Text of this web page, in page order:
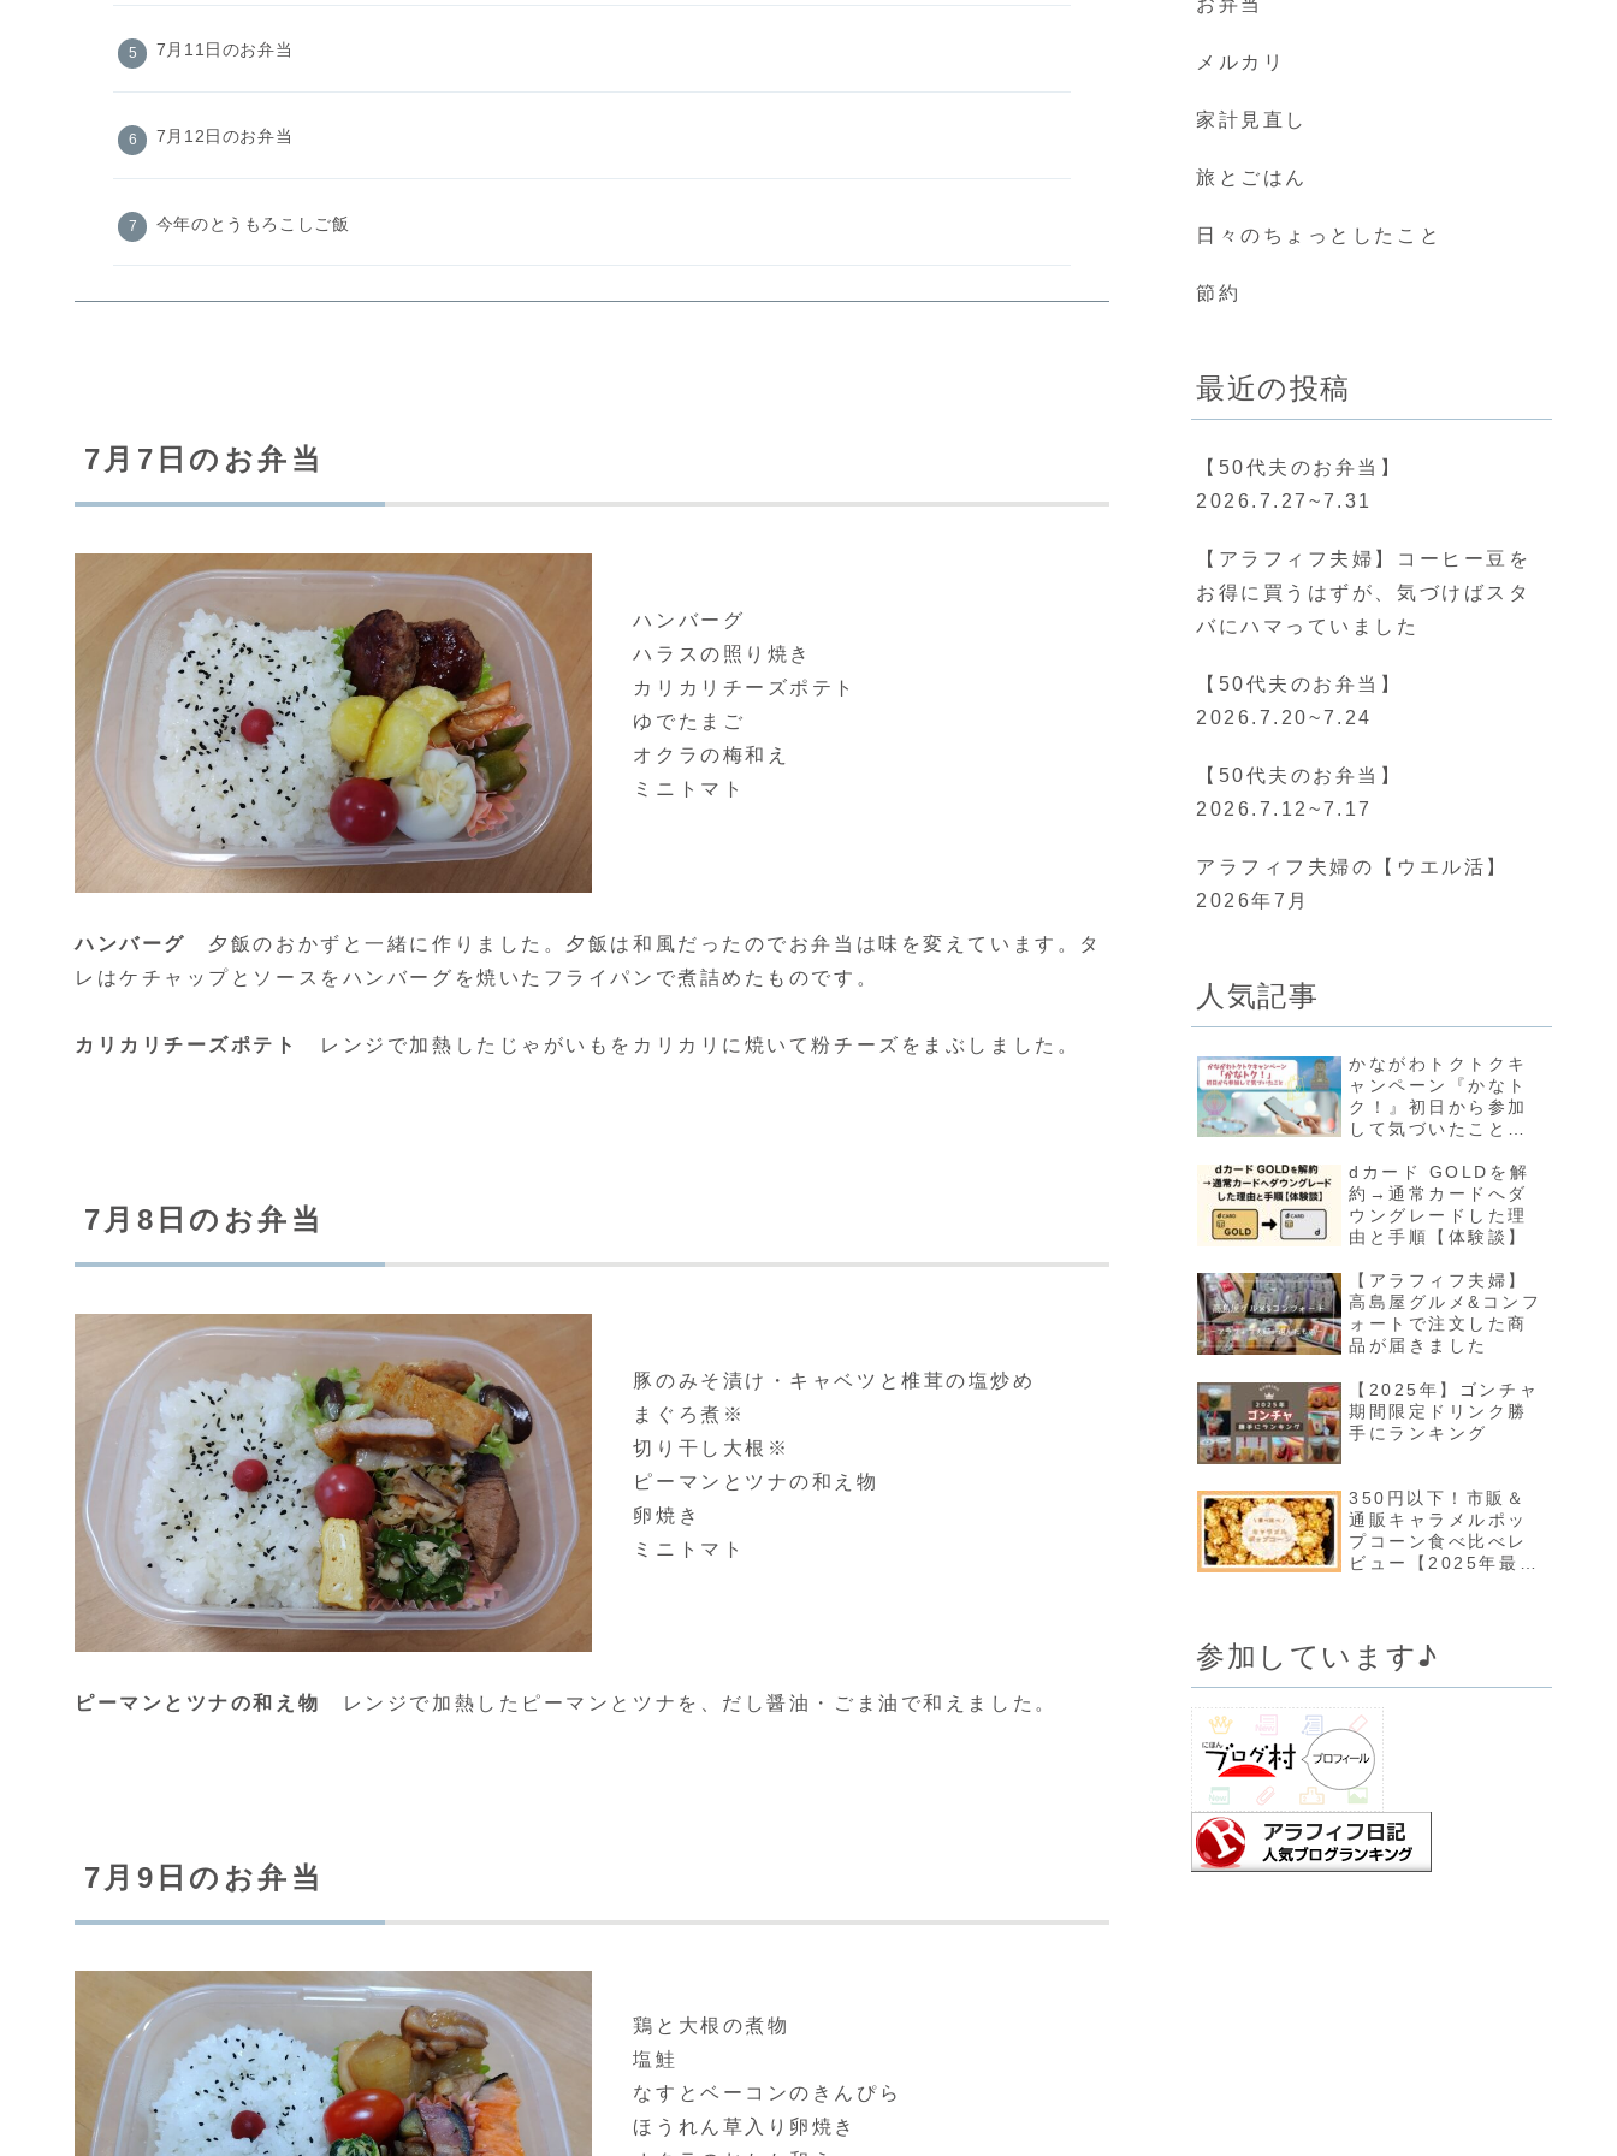
7月11日のお弁当
7月12日のお弁当
今年のとうもろこしご飯
7月7日のお弁当
ハンバーグ
ハラスの照り焼き
カリカリチーズポテト
ゆでたまご
オクラの梅和え
ミニトマト
ハンバーグ
夕飯のおかずと一緒に作りました。夕飯は和風だったのでお弁当は味を変えています。タ
レはケチャップとソースをハンバーグを焼いたフライパンで煮詰めたものです。
カリカリチーズポテト レンジで加熱したじゃがいもをカリカリに焼いて粉チーズをまぶしました。
7月8日のお弁当
豚のみそ漬け・キャベツと椎茸の塩炒め
まぐろ煮※
切り干し大根※
ピーマンとツナの和え物
卵焼き
ミニトマト
ピーマンとツナの和え物 レンジで加熱したピーマンとツナを、だし醤油・ごま油で和えました。
7月9日のお弁当
鶏と大根の煮物
塩鮭
なすとベーコンのきんぴら
ほうれん草入り卵焼き
お弁当
メルカリ
家計見直し
旅とごはん
日々のちょっとしたこと
節約
最近の投稿
【50代夫のお弁当】
2026.7.27~7.31
【アラフィフ夫婦】コーヒー豆を
お得に買うはずが、気づけばスタ
バにハマっていました
【50代夫のお弁当】
2026.7.20~7.24
【50代夫のお弁当】
2026.7.12~7.17
アラフィフ夫婦の【ウエル活】
2026年7月
人気記事
かながわトクトクキ
ャンペーン『かなト
ク！』初日から参加
して気づいたこと｜
違う？実際に使った
感想
dカード GOLDを解
約→通常カードへダ
ウングレードした理
由と手順【体験談】
【アラフィフ夫婦】
高島屋グルメ&コンフ
ォートで注文した商
品が届きました
【2025年】ゴンチャ
期間限定ドリンク勝
手にランキング
350円以下！市販＆
通販キャラメルポッ
プコーン食べ比べレ
ビュー【2025年最
参加しています♪